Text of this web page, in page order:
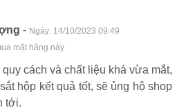
- Ngày: 14/10/2023 09:49
mặt hàng này
quy cách và chất liệu khá vừa mắt,
hộp kết quả tốt, sẽ ủng hộ shop
tới.